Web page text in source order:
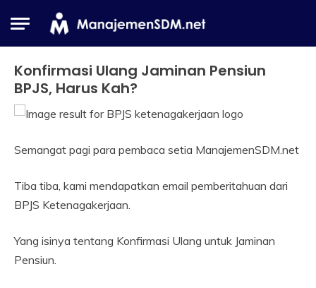
Industrial
Relation
Konfirmasi Ulang Jaminan Pensiun
BPJS, Harus Kah?
2019
Semangat pagi para pembaca setia ManajemenSDM.net
Tiba tiba, kami mendapatkan email pemberitahuan dari
BPJS Ketenagakerjaan.
Yang isinya tentang Konfirmasi Ulang untuk Jaminan
Pensiun.